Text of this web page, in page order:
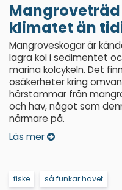
klimatet än
Mangroveskogar är
lagra kol i sedimentet
marina kolcykeln. Det
osäkerheter kring
härstammar från
och hav, något som
närmare på.
Läs mer
fiske så funkar havet